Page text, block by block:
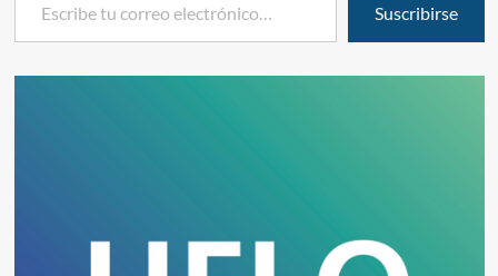
Suscribirse